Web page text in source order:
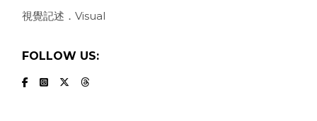
視覺記述．Visual
FOLLOW US: